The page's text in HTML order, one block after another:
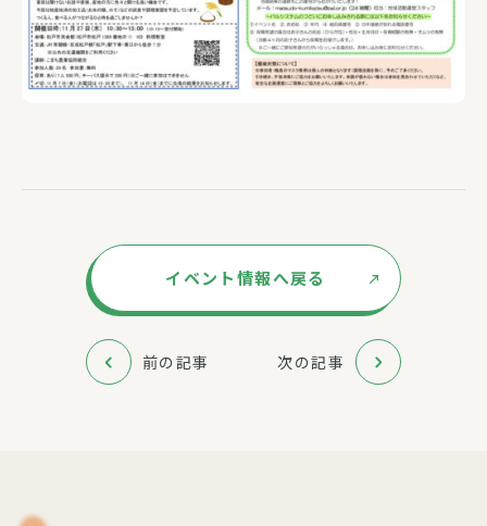
イベント情報へ戻る
前の記事 次の記事